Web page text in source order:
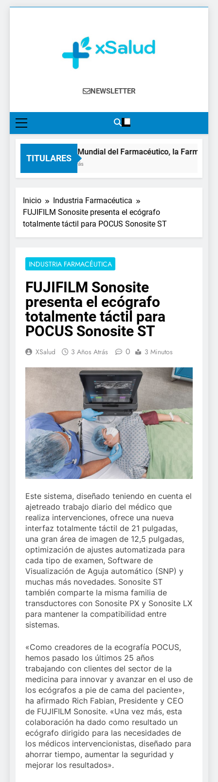
XSalud
Noticias Del Sector Salud. Congresos Y
Farmacéutica, Atención Primaria,
Especialistas, Farmacia, Etc…
NEWSLETTER
TITULARES
En el Día Mundial del Farmacéutico, la Farmacia
13 Horas Atrás
Inicio
Industria Farmacéutica
FUJIFILM Sonosite presenta el ecógrafo
totalmente táctil para POCUS Sonosite ST
INDUSTRIA FARMACÉUTICA
FUJIFILM Sonosite
presenta el ecógrafo
totalmente táctil para
POCUS Sonosite ST
XSalud 3 Años Atrás 0 3 Minutos
Este sistema, diseñado teniendo en cuenta el
ajetreado trabajo diario del médico que
realiza intervenciones, ofrece una nueva
interfaz totalmente táctil de 21 pulgadas,
una gran área de imagen de 12,5 pulgadas,
optimización de ajustes automatizada para
cada tipo de examen, Software de
Visualización de Aguja automático (SNP) y
muchas más novedades. Sonosite ST
también comparte la misma familia de
transductores con Sonosite PX y Sonosite LX
para mantener la compatibilidad entre
sistemas.
«Como creadores de la ecografía POCUS,
hemos pasado los últimos 25 años
trabajando con clientes del sector de la
medicina para innovar y avanzar en el uso de
los ecógrafos a pie de cama del paciente»,
ha afirmado Rich Fabian, Presidente y CEO
de FUJIFILM Sonosite. «Una vez más, esta
colaboración ha dado como resultado un
ecógrafo dirigido para las necesidades de
los médicos intervencionistas, diseñado para
ahorrar tiempo, aumentar la seguridad y
mejorar los resultados».